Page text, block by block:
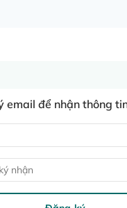
email để nhận thông
nhận